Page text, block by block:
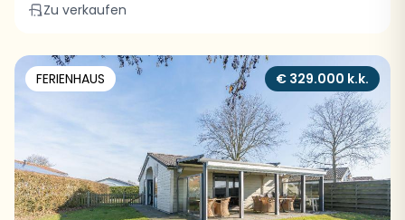
Zu verkaufen
FERIENHAUS € 329.000 k.k.